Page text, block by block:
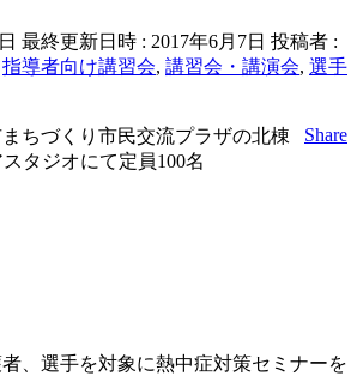
最終更新日時 : 2017年6月7日 投稿者 :
指導者向け講習会, 講習会・講演会, 選手
Share
ちづくり市民交流プラザの北棟
タジオにて定員100名
、選手を対象に熱中症対策セミナーを